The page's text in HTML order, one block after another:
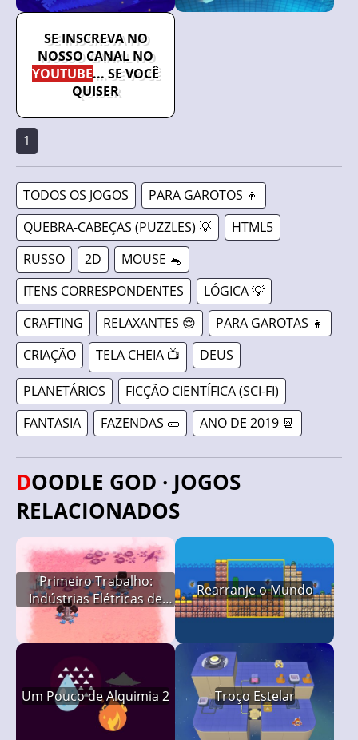
SE INSCREVA NO
NOSSO CANAL NO
YOUTUBE... SE VOCÊ
QUISER
1
TODOS OS JOGOS
PARA GAROTOS 👦
QUEBRA-CABEÇAS (PUZZLES) 💡
HTML5
RUSSO
2D
MOUSE 🐁
ITENS CORRESPONDENTES
LÓGICA 💡
CRAFTING
RELAXANTES 😌
PARA GAROTAS 👧
CRIAÇÃO
TELA CHEIA 📺 DEUS
PLANETÁRIOS
FICÇÃO CIENTÍFICA (SCI-FI)
FANTASIA
FAZENDAS 🥒 ANO DE 2019 📆
DOODLE GOD · JOGOS
RELACIONADOS
Primeiro Trabalho:
Indústrias Elétricas de
Marte
Rearranje o Mundo
Um Pouco de Alquimia 2 Troço Estelar